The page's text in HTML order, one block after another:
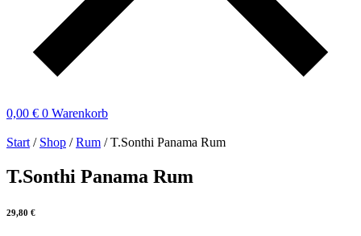
0,00 € 0 Warenkorb
Start / Shop /Rum / T.Sonthi Panama Rum
T.Sonthi Panama Rum
29,80 €